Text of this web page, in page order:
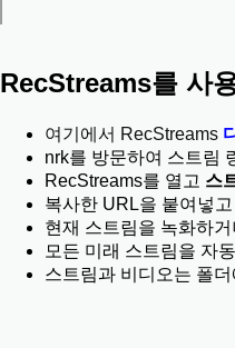
RecStreams를 사
여기에서 RecStreams
nrk를 방문하여 스트림
RecStreams를 열고 스
복사한 URL을 붙여넣
현재 스트림을 녹화하
모든 미래 스트림을 자
스트림과 비디오는 폴